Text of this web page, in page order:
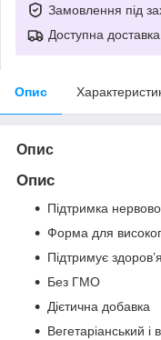
Замовлення під
Доступна доставка
Опис
Опис
Опис
Підтримка
Форма для
Підтримує
Без ГМО
Дієтична добавка
Вегетаріанський і